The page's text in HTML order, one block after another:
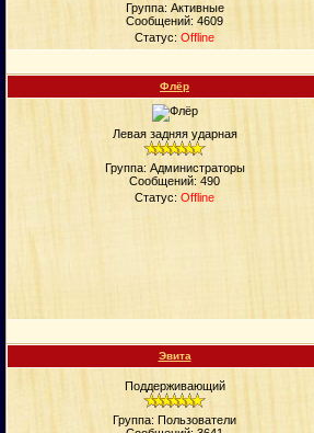
Группа: Активные
Сообщений: 4609
Статус: Offline
Флёp
Левая задняя ударная
Группа: Администраторы
Сообщений: 490
Статус: Offline
Эвита
Поддерживающий
Группа: Пользователи